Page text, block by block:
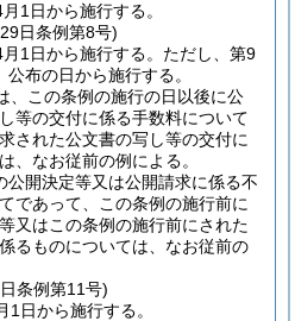
1日から施行する。
日条例第8号)
1日から施行する。 ただし、第9
布の日から施行する。
、この条例の施行の日以後に公
等の交付に係る手数料について
された公文書の写し等の交付に
、なお従前の例による。
公開決定等又は公開請求に係る不
であって、この条例の施行前に
又はこの条例の施行前にされた
るものについては、なお従前の
条例第11号)
1日から施行する。